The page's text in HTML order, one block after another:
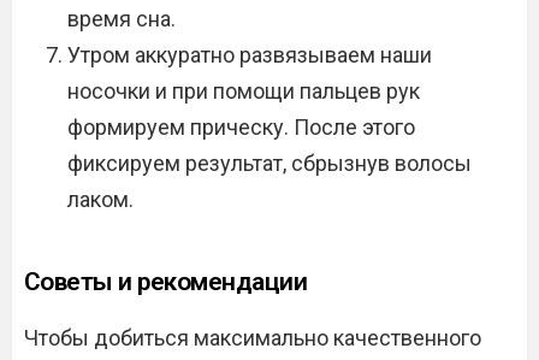
время сна.
Утром аккуратно развязываем наши
носочки и при помощи пальцев рук
формируем прическу. После этого
фиксируем результат, сбрызнув волосы
лаком.
Советы и рекомендации
Чтобы добиться максимально качественного